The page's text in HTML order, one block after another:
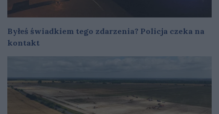
Byłeś świadkiem tego zdarzenia? Policja czeka na
kontakt